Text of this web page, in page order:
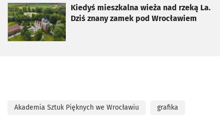
Kiedyś mieszkalna wieża nad rzeką La.
Dziś znany zamek pod Wrocławiem
otworzy się w nowej karcie
Akademia Sztuk Pięknych we Wrocławiu grafika